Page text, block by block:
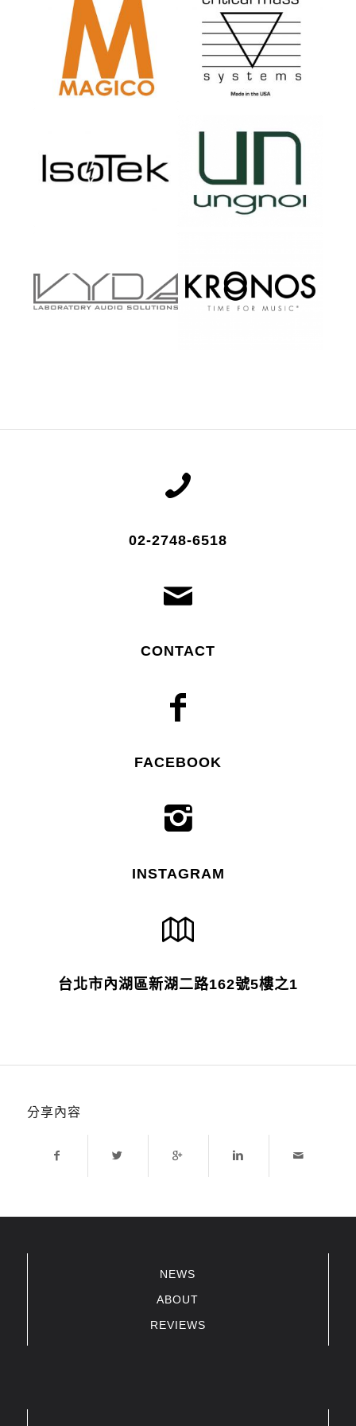
02-2748-6518
CONTACT
FACEBOOK
INSTAGRAM
台北市內湖區新湖二路162號5樓之1
分享內容
NEWS
ABOUT
REVIEWS